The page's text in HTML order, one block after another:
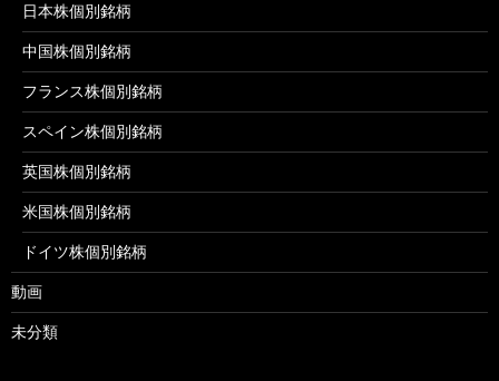
日本株個別銘柄
中国株個別銘柄
フランス株個別銘柄
スペイン株個別銘柄
英国株個別銘柄
米国株個別銘柄
ドイツ株個別銘柄
動画
未分類